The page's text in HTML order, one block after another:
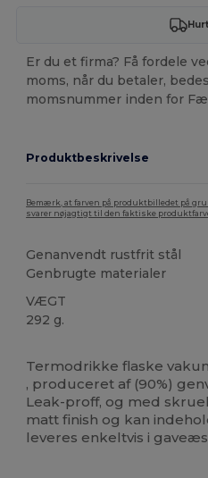
Er du et firma? Få fordele
moms, når du betaler,
momsnummer inden for
Produktbeskrivelse
Bemærk, at farven på produktbilledet på
svarer nøjagtigt til den faktiske
Genanvendt rustfrit stål
Genbrugte materialer
VÆGT
292 g.
Termodrikke flaske
, produceret af (90%)
Leak-proff, og med
matt finish og kan
leveres enkeltvis i